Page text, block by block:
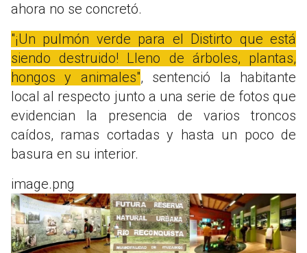
ahora no se concretó.
"¡Un pulmón verde para el Distirto que está
siendo destruido! Lleno de árboles, plantas,
hongos y animales", sentenció la habitante
local al respecto junto a una serie de fotos que
evidencian la presencia de varios troncos
caídos, ramas cortadas y hasta un poco de
basura en su interior.
image.png